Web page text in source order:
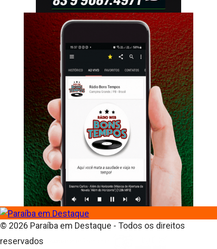
© 2026 Paraíba em Destaque - Todos os direitos
reservados